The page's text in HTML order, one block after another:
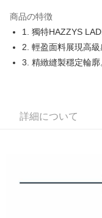
Easy Wallet
OP Pay Later
説明
的に OP Pay Later の取
合、注文は自動的にキャ
発生した場合は、システ
内容についての説明はい
一、 AFTEE代金後払いに
1.お支払い方法でAFTEE
4.ご注文が完了すると、
の場合は、AFTEE アプリ
5.商品受け取り時のお支
はアプリの通知に従って
ATM払い
送料無料
商品の特徴
1. 獨特HAZZYS
2. 輕盈面料展現高級
3. 精緻縫製穩定輪廓
詳細について